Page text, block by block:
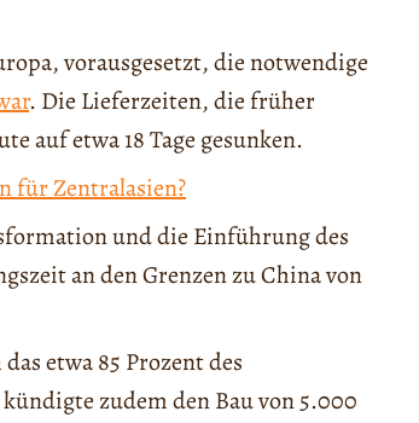
vorausgesetzt, die notwendige
. Die Lieferzeiten, die früher
auf etwa 18 Tage gesunken.
für Zentralasien?
und die Einführung des
an den Grenzen zu China von
etwa 85 Prozent des
zudem den Bau von 5.000